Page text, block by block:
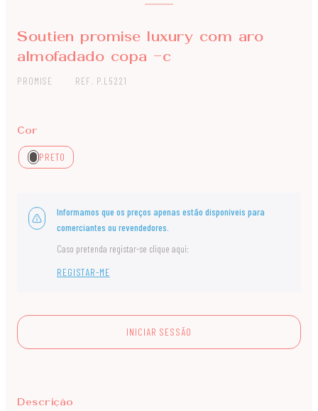
Soutien promise luxury com aro
almofadado copa -c
PROMISE REF. P.L5221
Cor
PRETO
Informamos que os preços apenas estão disponíveis para
comerciantes ou revendedores.
Caso pretenda registar-se clique aqui:
REGISTAR-ME
INICIAR SESSÃO
Descrição